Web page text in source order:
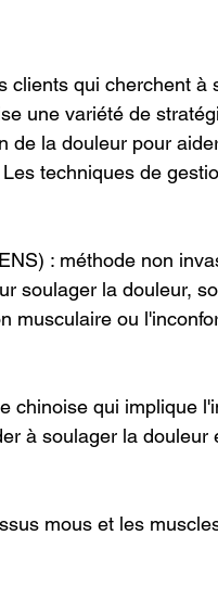
clients qui cherchent à
une variété de
de la douleur pour
techniques de
: méthode non
soulager la douleur,
musculaire ou
chinoise qui implique
à soulager la douleur
mous et les